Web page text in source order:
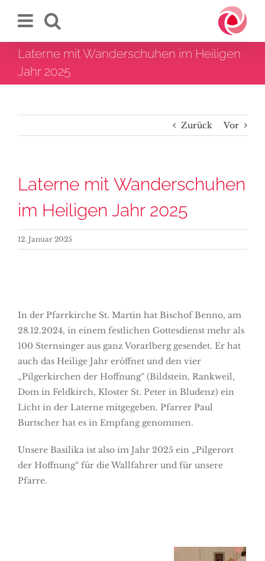
Inhalt
Laterne mit Wanderschuhen im Heiligen
Jahr 2025
Zurück Vor
Laterne mit Wanderschuhen
im Heiligen Jahr 2025
12. Januar 2025
In der Pfarrkirche St. Martin hat Bischof Benno, am
28.12.2024, in einem festlichen Gottesdienst mehr als
100 Sternsinger aus ganz Vorarlberg gesendet. Er hat
auch das Heilige Jahr eröffnet und den vier
„Pilgerkirchen der Hoffnung“ (Bildstein, Rankweil,
Dom in Feldkirch, Kloster St. Peter in Bludenz) ein
Licht in der Laterne mitgegeben. Pfarrer Paul
Burtscher hat es in Empfang genommen.
Unsere Basilika ist also im Jahr 2025 ein „Pilgerort
der Hoffnung“ für die Wallfahrer und für unsere
Pfarre.